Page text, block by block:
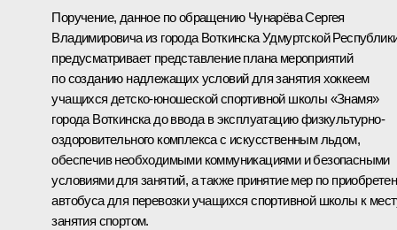
Поручение, данное по обращению Чунарёва Сергея
Владимировича из города Воткинска Удмуртской
предусматривает представление плана мероприятий
по созданию надлежащих условий для занятия хоккеем
учащихся детско-юношеской спортивной школы «Знамя»
города Воткинска до ввода в эксплуатацию физкультурно-
оздоровительного комплекса с искусственным льдом,
обеспечив необходимыми коммуникациями и безопасными
условиями для занятий, а также принятие мер по
автобуса для перевозки учащихся спортивной школы к
занятия спортом.